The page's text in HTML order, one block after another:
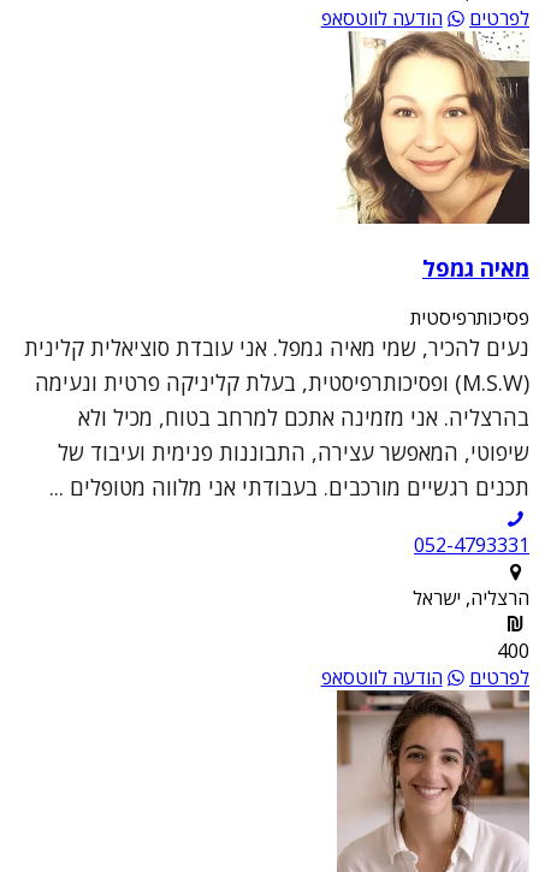
לפרטים
הודעה לווטסאפ
מאיה גמפל
פסיכותרפיסטית
נעים להכיר, שמי מאיה גמפל. אני עובדת סוציאלית קלינית
(M.S.W) ופסיכותרפיסטית, בעלת קליניקה פרטית ונעימה
בהרצליה. אני מזמינה אתכם למרחב בטוח, מכיל ולא
שיפוטי, המאפשר עצירה, התבוננות פנימית ועיבוד של
תכנים רגשיים מורכבים. בעבודתי אני מלווה מטופלים ...
052-4793331
הרצליה, ישראל
400
לפרטים
הודעה לווטסאפ